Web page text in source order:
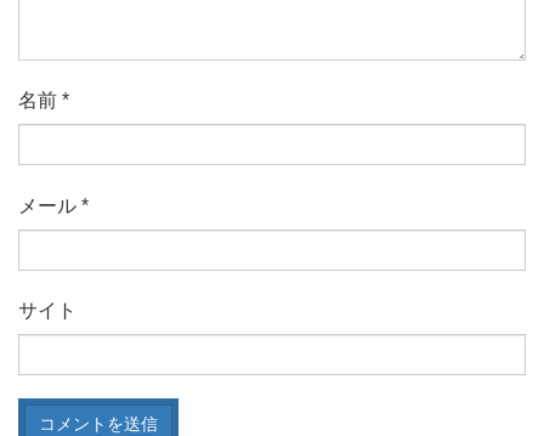
名前 *
メール *
サイト